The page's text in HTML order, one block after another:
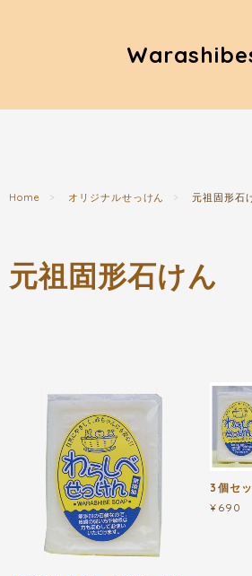
Home オリジナルせっけん 元祖固形石
元祖固形石けん
3個セ
¥690